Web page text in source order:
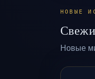
НОВЫЕ
Новые